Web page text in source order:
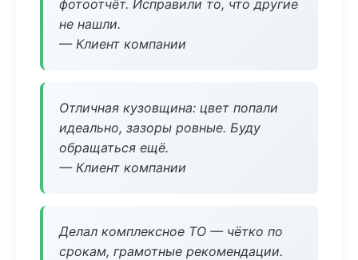
фотоотчёт. Исправили то, что другие
не нашли.
— Клиент компании
Отличная кузовщина: цвет попали
идеально, зазоры ровные. Буду
обращаться ещё.
— Клиент компании
Делал комплексное ТО — чётко по
срокам, грамотные рекомендации.